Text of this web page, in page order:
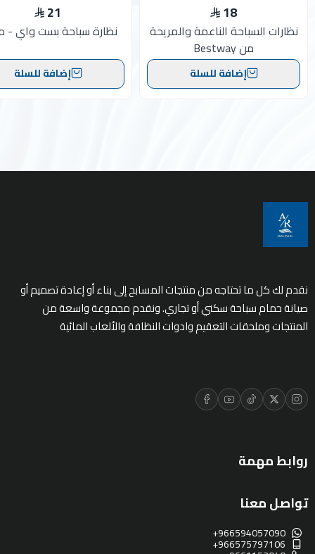
18
نظارات السباحة الناعمة والمريحة
من Bestway
إضافة للسلة
21
نظارة سباحة بست واي -
إضافة للسلة
نقدم لك كل ما تحتاجه من منتجات المسابح إلى بناء أو إعادة تصميم أو
صيانة حمام سباحة سكني أو تجاري. ونقدم مجموعة واسعة من
المنتجات وملحقات التعقيم وادوات النظافة والألعاب المائية
روابط مهمة
تواصل معنا
+966594057090
+966575797106